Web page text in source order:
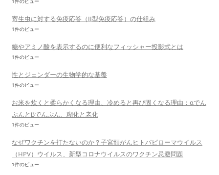
寄生虫に対する免疫応答（II型免疫応答）の仕組み
1件のビュー
糖やアミノ酸を表示するのに便利なフィッシャー投影式とは
1件のビュー
性とジェンダーの生物学的な基盤
1件のビュー
お米を炊くと柔らかくなる理由、冷めると再び固くなる理由：αでん
ぷんとβでんぷん、糊化と老化
1件のビュー
なぜワクチンを打たないのか？子宮頸がんヒトパピローマウイルス
（HPV）ウイルス、新型コロナウイルスのワクチン忌避問題
1件のビュー